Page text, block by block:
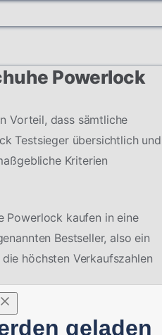
geladen
Powerlock
Vorteil, dass sämtliche
Testsieger übersichtlich und
Kriterien
Powerlock kaufen in eine
Bestseller, also ein
höchsten Verkaufszahlen